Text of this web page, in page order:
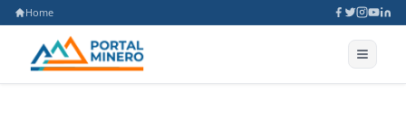
Home